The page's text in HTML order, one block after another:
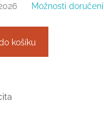
Možnosti doručení
košíku